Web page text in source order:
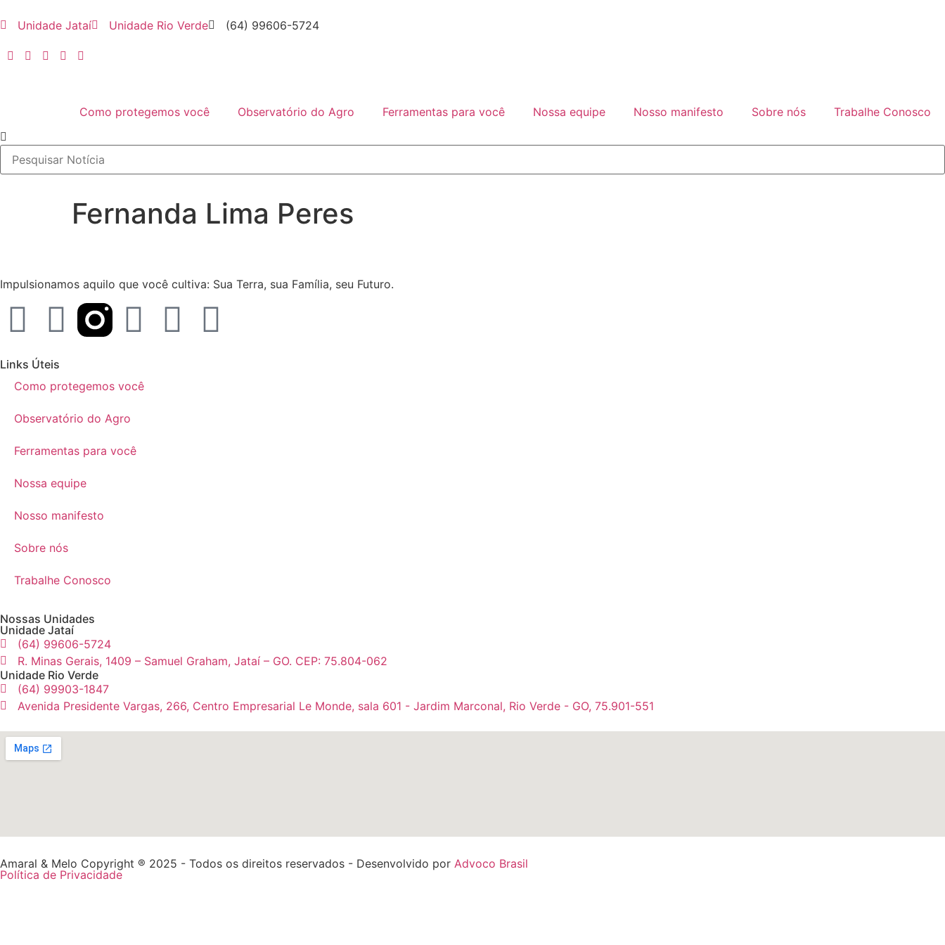
Unidade Jataí Unidade Rio Verde (64) 99606-5724
Como protegemos você Observatório do Agro Ferramentas para você Nossa equipe Nosso manifesto Sobre nós Trabalhe Conosco
Fernanda Lima Peres
Impulsionamos aquilo que você cultiva: Sua Terra, sua Família, seu Futuro.
Links Úteis
Como protegemos você
Observatório do Agro
Ferramentas para você
Nossa equipe
Nosso manifesto
Sobre nós
Trabalhe Conosco
Nossas Unidades
Unidade Jataí
(64) 99606-5724
R. Minas Gerais, 1409 – Samuel Graham, Jataí – GO. CEP: 75.804-062
Unidade Rio Verde
(64) 99903-1847
Avenida Presidente Vargas, 266, Centro Empresarial Le Monde, sala 601 - Jardim Marconal, Rio Verde - GO, 75.901-551
Amaral & Melo Copyright ® 2025 - Todos os direitos reservados - Desenvolvido por Advoco Brasil
Política de Privacidade